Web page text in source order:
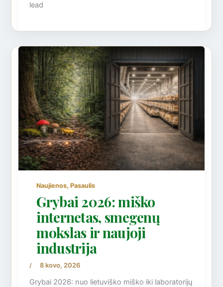
lead
Naujienos,Pasaulis
Grybai 2026: miško
internetas, smegenų
mokslas ir naujoji
industrija
/ 8 kovo, 2026
Grybai 2026: nuo lietuviško miško iki laboratorijų